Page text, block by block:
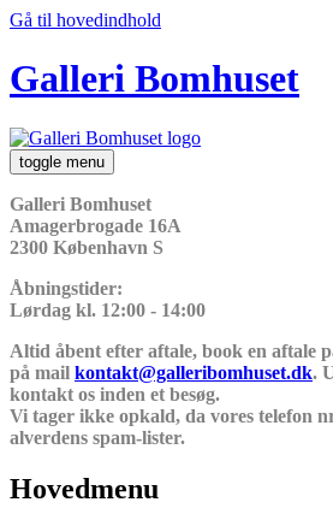
Gå til hovedindhold
Galleri Bomhuset
toggle menu
Galleri Bomhuset
Amagerbrogade 16A
2300 København S
Åbningstider:
Lørdag kl. 12:00 - 14:00
Altid åbent efter aftale, book en aftale
på mail kontakt@galleribomhuset.dk.
kontakt os inden et besøg.
Vi tager ikke opkald, da vores telefon
alverdens spam-lister.
Hovedmenu